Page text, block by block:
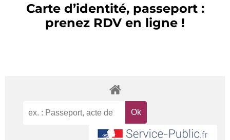
Carte d’identité, passeport :
prenez RDV en ligne !